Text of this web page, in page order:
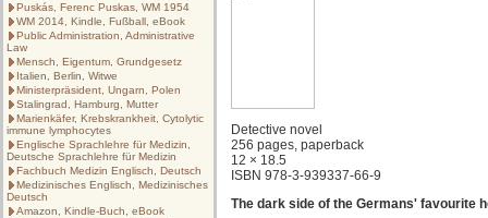
Puskás, Ferenc Puskas, WM 1954
WM 2014, Kindle, Fußball, eBook
Public Administration, Administrative
Law
Mensch, Eigentum, Grundgesetz
Italien, Berlin, Witwe
Ministerpräsident, Ungarn, Polen
Stalingrad, Hamburg, Mutter
Marienkäfer, Krebskrankheit, Cytolytic
immune lymphocytes
Englische Sprachlehre für Medizin,
Deutsche Sprachlehre für Medizin
Fachbuch Medizin Englisch, Deutsch
Medizinisches Englisch, Medizinisches
Deutsch
Amazon, Kindle-Buch, eBook
Detective novel
256 pages, paperback
12 × 18.5
ISBN 978-3-939337-66-9
The dark side of the Germans' favourite